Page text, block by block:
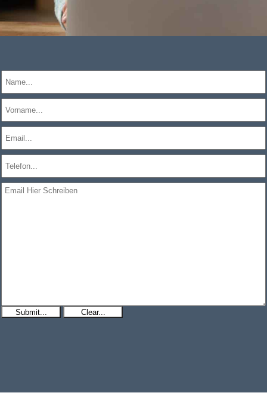
Submit... Clear...